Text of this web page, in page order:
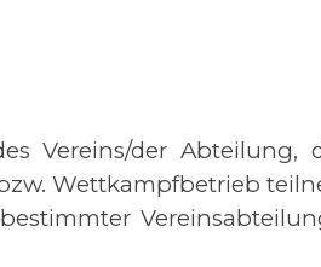
Vereins/der
Wettkampfbetrieb